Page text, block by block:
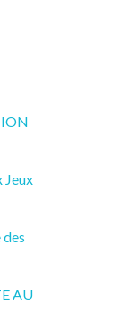
Jeux
AU